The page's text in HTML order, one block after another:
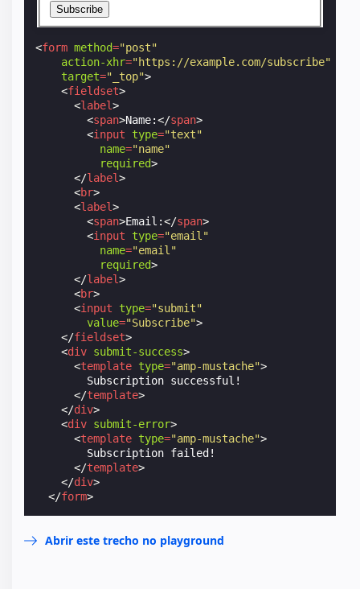
<form method="post"
action-xhr="https://example.com/subscribe"
target="_top">
<fieldset>
<label>
<span>Name:</span>
<input type="text"
name="name"
required>
</label>
<br>
<label>
<span>Email:</span>
<input type="email"
name="email"
required>
</label>
<br>
<input type="submit"
value="Subscribe">
</fieldset>
<div submit-success>
<template type="amp-mustache">
        Subscription successful!
</template>
</div>
<div submit-error>
<template type="amp-mustache">
        Subscription failed!
</template>
</div>
</form>
Abrir este trecho no playground